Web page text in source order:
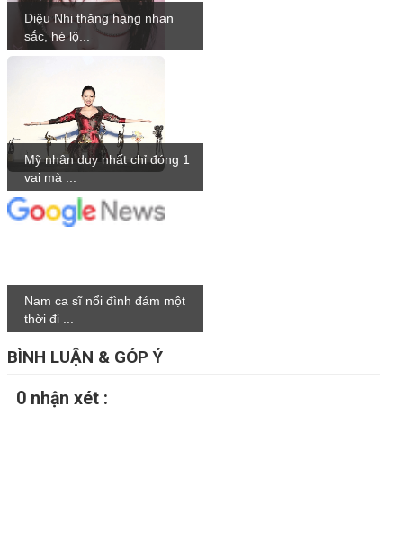
Diệu Nhi thăng hạng nhan
sắc, hé lộ...
Mỹ nhân duy nhất chỉ đóng 1
vai mà ...
Nam ca sĩ nổi đình đám một
thời đi ...
BÌNH LUẬN & GÓP Ý
0 nhận xét :